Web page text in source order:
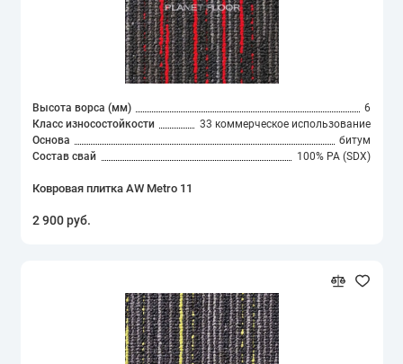
Высота ворса (мм)
6
Класс износостойкости
33 коммерческое использование
Основа
битум
Состав свай
100% PA (SDX)
Ковровая плитка AW Metro 11
2 900 руб.